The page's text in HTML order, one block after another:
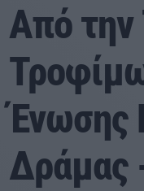
Αρχική
Εκπομπές
Ειδήσεις
Τοπικά Νέα
Από την
Ένωσης